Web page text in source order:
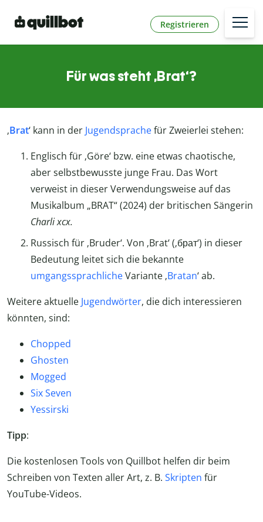
Registrieren
Für was steht ‚Brat‘?
‚Brat‘ kann in der Jugendsprachefür Zweierlei stehen:
Englisch für ‚Göre‘ bzw. eine etwas chaotische,
aber selbstbewusste junge Frau. Das Wort
verweist in dieser Verwendungsweise auf das
Musikalbum „BRAT“ (2024) der britischen Sängerin
Charli xcx.
Russisch für ‚Bruder‘. Von ‚Brat‘ (‚брат‘) in dieser
Bedeutung leitet sich die bekannte
umgangssprachlicheVariante ‚Bratan‘ ab.
Weitere aktuelle Jugendwörter, die dich interessieren
könnten, sind:
Chopped
Ghosten
Mogged
Six Seven
Yessirski
Tipp:
Die kostenlosen Tools von Quillbot helfen dir beim
Schreiben von Texten aller Art, z. B. Skripten für
YouTube-Videos.